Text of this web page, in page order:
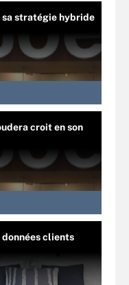
sa stratégie hybride
croit en son
données clients